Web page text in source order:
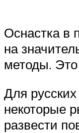
Оснастка в
на
методы.
Для
некоторые
развести